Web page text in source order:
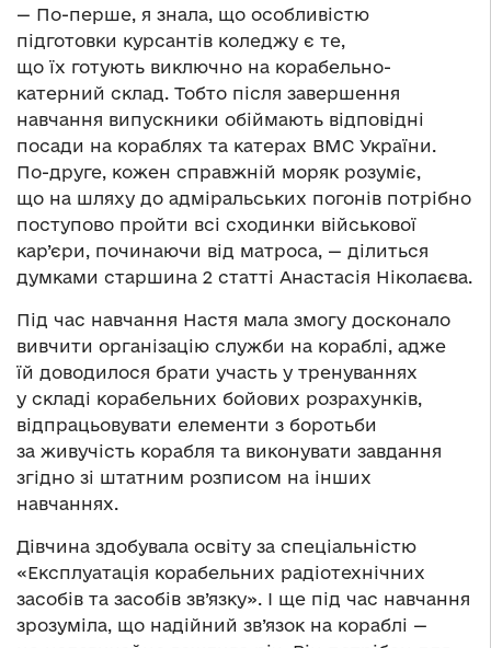
— По-перше, я знала, що особливістю
підготовки курсантів коледжу є те,
що їх готують виключно на корабельно-
катерний склад. Тобто після завершення
навчання випускники обіймають відповідні
посади на кораблях та катерах ВМС України.
По-друге, кожен справжній моряк розуміє,
що на шляху до адміральських погонів потрібно
поступово пройти всі сходинки військової
кар’єри, починаючи від матроса, — ділиться
думками старшина 2 статті Анастасія Ніколаєва.
Під час навчання Настя мала змогу досконало
вивчити організацію служби на кораблі, адже
їй доводилося брати участь у тренуваннях
у складі корабельних бойових розрахунків,
відпрацьовувати елементи з боротьби
за живучість корабля та виконувати завдання
згідно зі штатним розписом на інших
навчаннях.
Дівчина здобувала освіту за спеціальністю
«Експлуатація корабельних радіотехнічних
засобів та засобів зв’язку». І ще під час навчання
зрозуміла, що надійний зв’язок на кораблі —